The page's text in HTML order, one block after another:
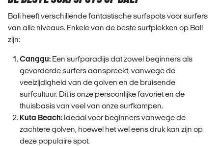
Bali heeft verschillende fantastische surfspots voor surfers
van alle niveaus. Enkele van de beste surfplekken op Bali
zijn:
Canggu: Een surfparadijs dat zowel beginners als
gevorderde surfers aanspreekt, vanwege de
veelzijdigheid van de golven en de bruisende
surfcultuur. Dit is onze persoonlijke favoriet en de
thuisbasis van veel van onze surfkampen.
Kuta Beach: Ideaal voor beginners vanwege de
zachtere golven, hoewel het wel eens druk kan zijn op
deze populaire spot.